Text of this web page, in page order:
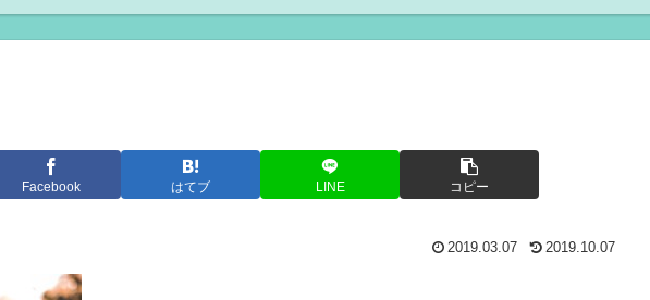
Facebook はてブ LINE コピー
2019.03.07 2019.10.07